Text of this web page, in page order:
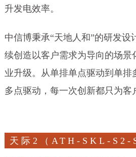
升发电效率。
中信博秉承“天地人和”的研发设
续创造以客户需求为导向的场景
业升级。从单排单点驱动到单排
多点驱动，每一次创新都只为客
天际2（ATH-SKL-S2-